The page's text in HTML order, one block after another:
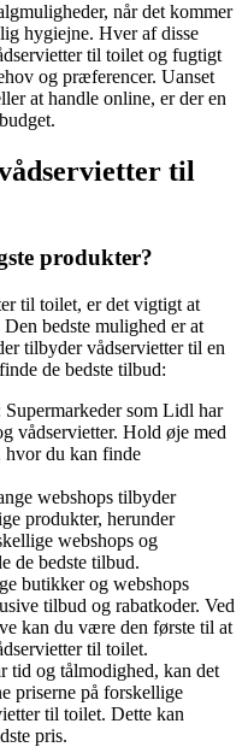
når det kommer
hygiejne. Hver af disse
til toilet og fugtigt
og præferencer. Uanset
at handle online, er der en
til
produkter?
til toilet, er det vigtigt at
bedste mulighed er at
tilbyder vådservietter til en
de bedste tilbud:
som Lidl har
vådservietter. Hold øje med
hvor du kan finde
webshops tilbyder
produkter, herunder
webshops og
de bedste tilbud.
butikker og webshops
tilbud og rabatkoder. Ved
kan du være den første til at
til toilet.
tid og tålmodighed, kan det
priserne på forskellige
til toilet. Dette kan
pris.